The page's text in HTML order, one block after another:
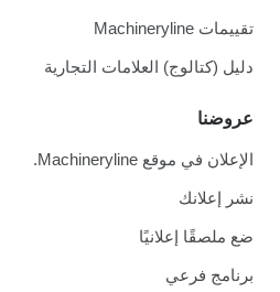
تقييمات Machineryline
دليل (كتالوج) العلامات التجارية
عروضنا
الإعلان في موقع Machineryline.
نشر إعلانك
ضع ملصقًا إعلانيًا
برنامج فرعي